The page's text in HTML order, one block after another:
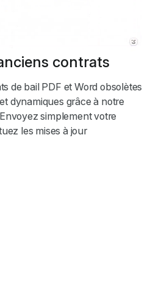
contrats
de bail PDF et Word obsolètes
dynamiques grâce à notre
simplement votre
les mises à jour